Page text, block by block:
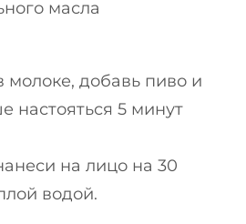
масла
молоке, добавь пиво и
настояться 5 минут
на лицо на 30
водой.